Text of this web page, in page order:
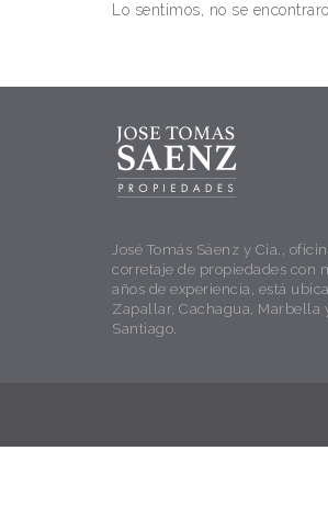
Lo sentimos, no se
José Tomás Sáenz y Cia.,
corretaje de propiedades con
años de experiencia, está
Zapallar, Cachagua, Marbella
Santiago.